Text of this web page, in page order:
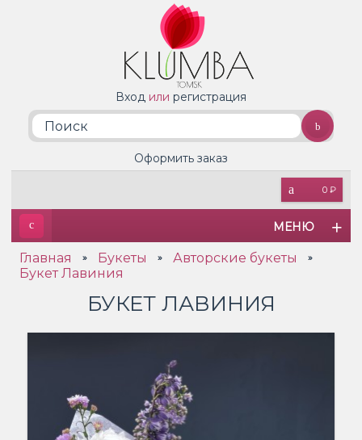
Вход или регистрация
0 ₽
Оформить заказ
МЕНЮ
Главная » Букеты » Авторские букеты »
Букет Лавиния
БУКЕТ ЛАВИНИЯ